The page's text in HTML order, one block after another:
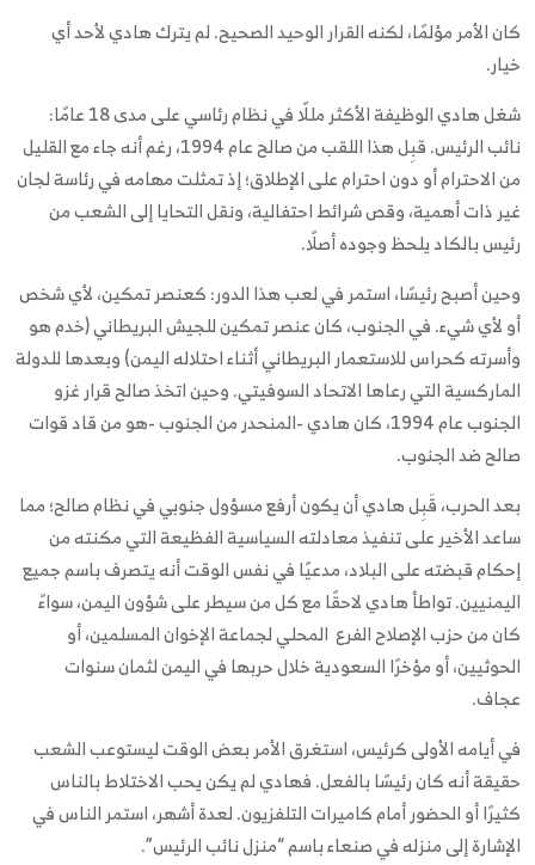
كان الأمر مؤلمًا، لكنه القرار الوحيد الصحيح. لم يترك هادي لأحد أي
خيار.
شغل هادي الوظيفة الأكثر مللًا في نظام رئاسي على مدى 18 عامًا:
نائب الرئيس. قبِل هذا اللقب من صالح عام 1994، رغم أنه جاء مع القليل
من الاحترام أو دون احترام على الإطلاق؛ إذ تمثلت مهامه في رئاسة لجان
غير ذات أهمية، وقص شرائط احتفالية، ونقل التحايا إلى الشعب من
رئيس بالكاد يلحظ وجوده أصلًا.
وحين أصبح رئيسًا، استمر في لعب هذا الدور: كعنصر تمكين، لأي شخص
أو لأي شيء. في الجنوب، كان عنصر تمكين للجيش البريطاني (خدم هو
وأسرته كحراس للاستعمار البريطاني أثناء احتلاله اليمن) وبعدها للدولة
الماركسية التي رعاها الاتحاد السوفيتي. وحين اتخذ صالح قرار غزو
الجنوب عام 1994، كان هادي -المنحدر من الجنوب -هو من قاد قوات
صالح ضد الجنوب.
بعد الحرب، قَبِل هادي أن يكون أرفع مسؤول جنوبي في نظام صالح؛ مما
ساعد الأخير على تنفيذ معادلته السياسية الفظيعة التي مكنته من
إحكام قبضته على البلاد، مدعيًا في نفس الوقت أنه يتصرف باسم جميع
اليمنيين. تواطأ هادي لاحقًا مع كل من سيطر على شؤون اليمن، سواءً
كان من حزب الإصلاح الفرع المحلي لجماعة الإخوان المسلمين، أو
الحوثيين، أو مؤخرًا السعودية خلال حربها في اليمن لثمان سنوات
عجاف.
في أيامه الأولى كرئيس، استغرق الأمر بعض الوقت ليستوعب الشعب
حقيقة أنه كان رئيسًا بالفعل. فهادي لم يكن يحب الاختلاط بالناس
كثيرًا أو الحضور أمام كاميرات التلفزيون. لعدة أشهر، استمر الناس في
الإشارة إلى منزله في صنعاء باسم “منزل نائب الرئيس”.